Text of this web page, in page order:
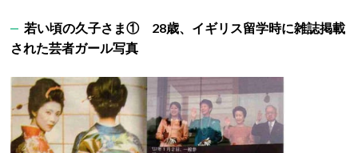
若い頃の久子さま① 28歳、イギリス留学時に雑誌掲載
された芸者ガール写真